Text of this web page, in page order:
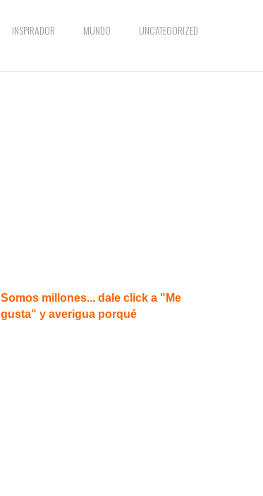
INSPIRADOR MUNDO UNCATEGORIZED
Somos millones... dale click a "Me
gusta" y averigua porqué